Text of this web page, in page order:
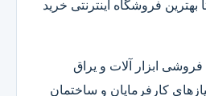
بهترین فروشگاه اینترنتی خرید
ابزار آلات و یراق
کارفرمایان و ساختمان